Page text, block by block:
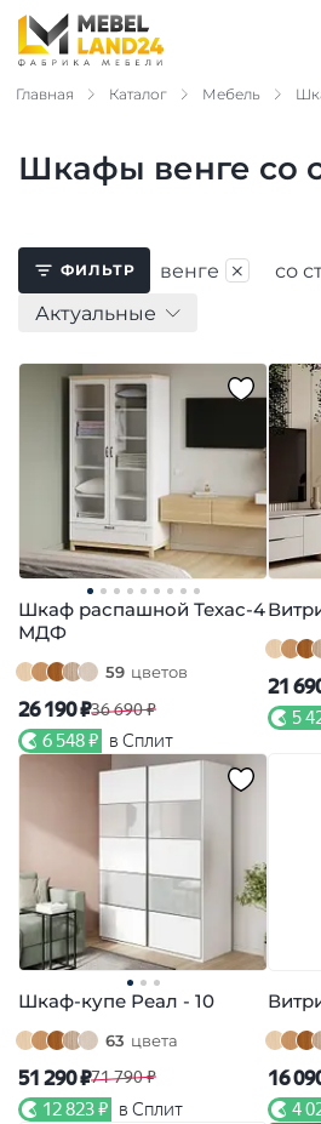
Главная Каталог Мебель
Шкафы венге со
ФИЛЬТР венге × со
Актуальные
Шкаф распашной Техас-4
МДФ
59 цветов
26 190 ₽36 690 ₽
6 548 ₽ в Сплит
21
5
Шкаф-купе Реал - 10
63 цвета
51 290 ₽71 790 ₽
12 823 ₽ в Сплит
16
4